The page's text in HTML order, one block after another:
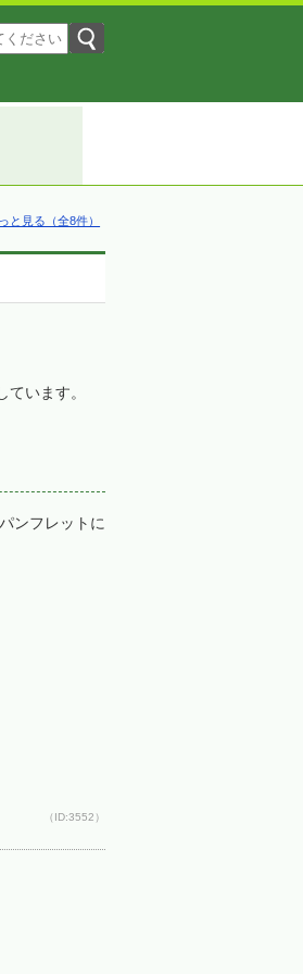
と見る（全8件）
います。
ンフレットに
（ID:3552）